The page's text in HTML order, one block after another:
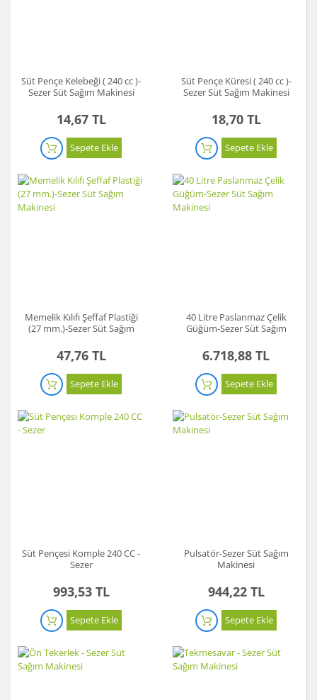
Süt Pençe Kelebeği ( 240 cc )-
Sezer Süt Sağım Makinesi
14,67 TL
Sepete Ekle
Süt Pençe Küresi ( 240 cc )-
Sezer Süt Sağım Makinesi
18,70 TL
Sepete Ekle
Memelik Kılıfı Şeffaf Plastiği
(27 mm.)-Sezer Süt Sağım
47,76 TL
Sepete Ekle
40 Litre Paslanmaz Çelik
Güğüm-Sezer Süt Sağım
6.718,88 TL
Sepete Ekle
Süt Pençesi Komple 240 CC -
Sezer
993,53 TL
Sepete Ekle
Pulsatör-Sezer Süt Sağım
Makinesi
944,22 TL
Sepete Ekle